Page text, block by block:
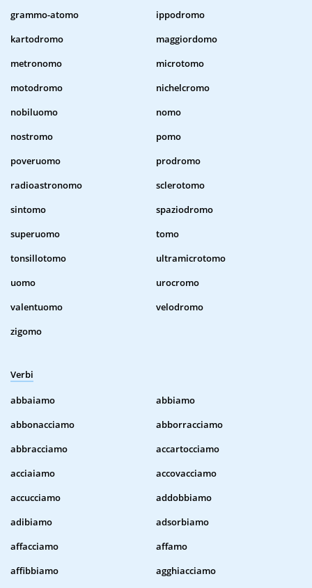
grammo-atomo
ippodromo
kartodromo
maggiordomo
metronomo
microtomo
motodromo
nichelcromo
nobiluomo
nomo
nostromo
pomo
poveruomo
prodromo
radioastronomo
sclerotomo
sintomo
spaziodromo
superuomo
tomo
tonsillotomo
ultramicrotomo
uomo
urocromo
valentuomo
velodromo
zigomo
Verbi
abbaiamo
abbiamo
abbonacciamo
abborracciamo
abbracciamo
accartocciamo
acciaiamo
accovacciamo
accucciamo
addobbiamo
adibiamo
adsorbiamo
affacciamo
affamo
affibbiamo
agghiacciamo